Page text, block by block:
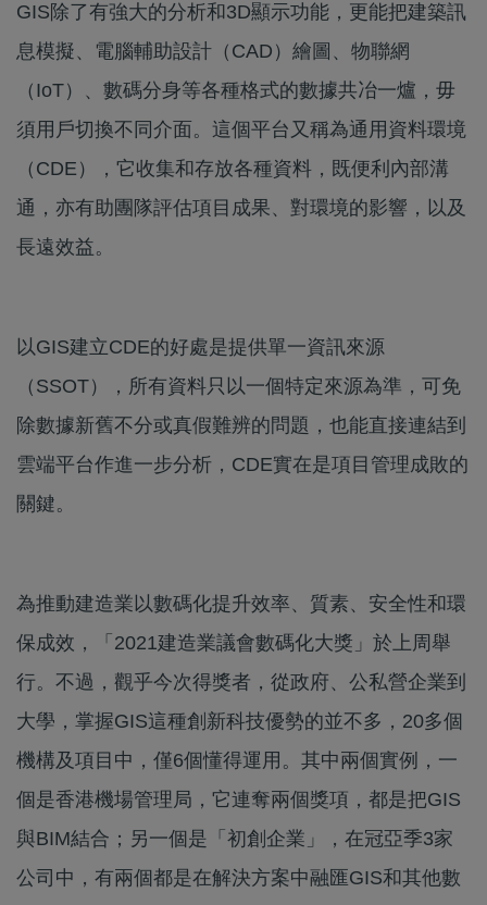
GIS除了有強大的分析和3D顯示功能，更能把建築訊
息模擬、電腦輔助設計（CAD）繪圖、物聯網
（IoT）、數碼分身等各種格式的數據共冶一爐，毋
須用戶切換不同介面。這個平台又稱為通用資料環境
（CDE），它收集和存放各種資料，既便利內部溝
通，亦有助團隊評估項目成果、對環境的影響，以及
長遠效益。
以GIS建立CDE的好處是提供單一資訊來源
（SSOT），所有資料只以一個特定來源為準，可免
除數據新舊不分或真假難辨的問題，也能直接連結到
雲端平台作進一步分析，CDE實在是項目管理成敗的
關鍵。
為推動建造業以數碼化提升效率、質素、安全性和環
保成效，「2021建造業議會數碼化大獎」於上周舉
行。不過，觀乎今次得獎者，從政府、公私營企業到
大學，掌握GIS這種創新科技優勢的並不多，20多個
機構及項目中，僅6個懂得運用。其中兩個實例，一
個是香港機場管理局，它連奪兩個獎項，都是把GIS
與BIM結合；另一個是「初創企業」，在冠亞季3家
公司中，有兩個都是在解決方案中融匯GIS和其他數